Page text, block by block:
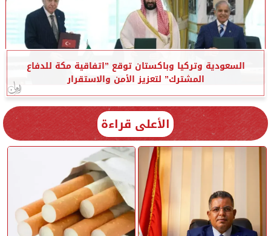
السعودية وتركيا وباكستان توقع ”اتفاقية مكة للدفاع
المشترك” لتعزيز الأمن والاستقرار
الأعلى قراءة